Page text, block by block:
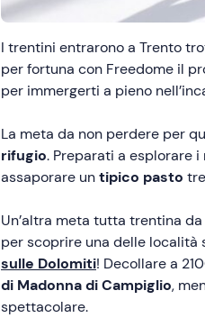
I trentini entrarono a Trento
per fortuna con Freedome il
per immergerti a pieno
La meta da non perdere per
rifugio. Preparati a esplorare
assaporare untipico pasto
Un’altra meta tutta trentina
per scoprire una delle località
sulle Dolomiti! Decollare a
di Madonna di Campiglio,
spettacolare.